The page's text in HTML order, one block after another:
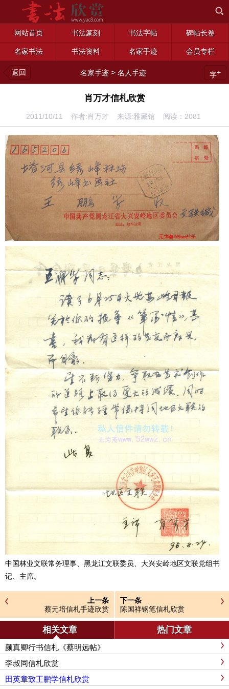
网站首页 书法篆刻 书法字帖 碑帖长卷
名家书法 书法资料 名家手迹 会员专栏
返回 名家手迹 >名人手迹 字+
肖万才信札欣赏
2011/10/11 作者:肖万才 来源:雅藏馆 阅读： 2081
中国林业文联常务理事、黑龙江文联委员、大兴安岭地区文联党组书
记、主席。
上一条
蔡元培信札手迹欣赏
下一条
陈国祥钢笔信札欣赏
相关文章 热门文章
颜真卿行书信札《蔡明远帖》
李叔同信札欣赏
田英章致王鹏学信札欣赏